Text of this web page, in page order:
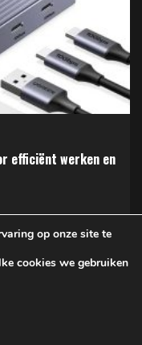
efficiënt werken en
en Cookiebeleid
op onze site te
cookies we gebruiken